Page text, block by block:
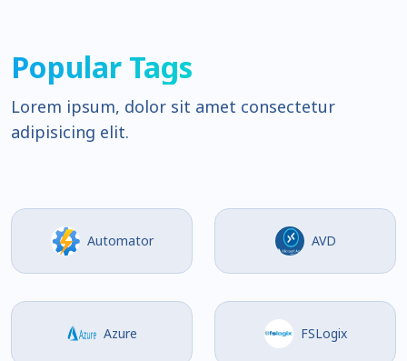
Popular Tags
Lorem ipsum, dolor sit amet consectetur
adipisicing elit.
Automator AVD
Azure FSLogix